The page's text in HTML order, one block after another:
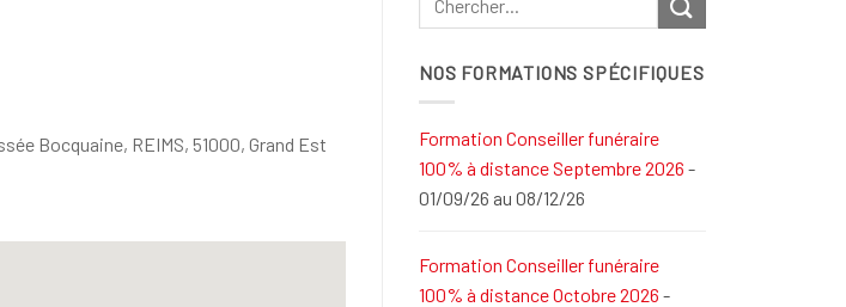
Bocquaine, REIMS, 51000, Grand Est
NOS FORMATIONS SPÉCIFIQUES
Formation Conseiller funéraire
100% à distance Septembre 2026 -
01/09/26 au 08/12/26
Formation Conseiller funéraire
100% à distance Octobre 2026 -